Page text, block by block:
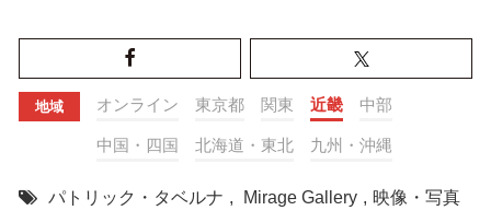
地域 オンライン 東京都 関東 近畿 中部
中国・四国 北海道・東北 九州・沖縄
パトリック・タベルナ , Mirage Gallery , 映像・写真